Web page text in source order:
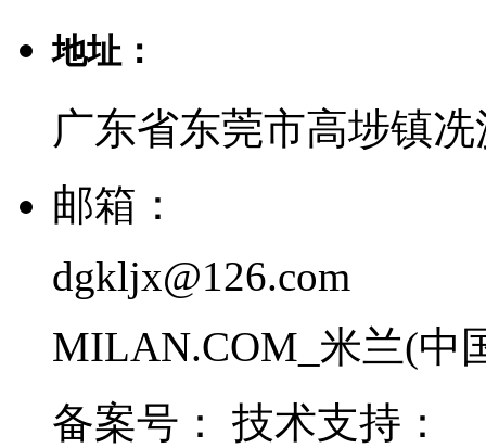
地址：
广东省东莞市高埗镇
邮箱：
dgkljx@126.com
MILAN.COM_米兰(中
备案号： 技术支持：